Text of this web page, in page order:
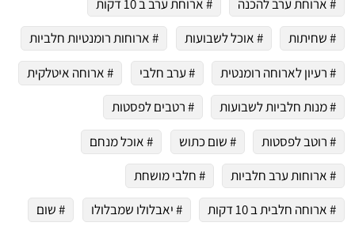
# ארוחת ערב להכנה
# ארוחת ערב ב 10 דקות
# שחיתות
# אוכל לשבועות
# ארוחות רומנטיות חלביות
# רעיון לארוחה רומנטית
# ערב חלבי
# ארוחה איטלקית
# מנות חלביות לשבועות
# רטבים לפסטות
# רוטב לפסטות
# שום כתוש
# אוכל מנחם
# ארוחות ערב חלביות
# חלבי מושחת
# ארוחה חלבית ב 10 דקות
# יאבלולו שמבלולו
# שום